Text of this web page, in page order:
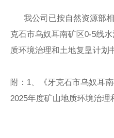
我公司已按自然资源部
克石市乌奴耳南矿区0-5线
质环境治理和土地复垦计划
附： 1、《牙克石市乌奴耳
2025年度矿山地质环境治理